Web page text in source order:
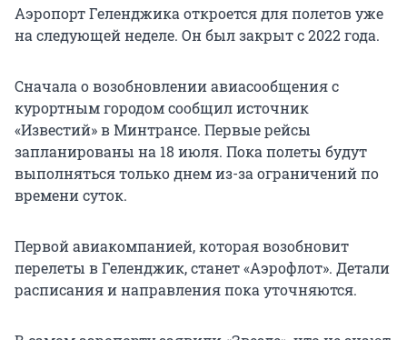
Аэропорт Геленджика откроется для полетов уже
на следующей неделе. Он был закрыт с 2022 года.
Сначала о возобновлении авиасообщения с
курортным городом сообщил источник
«Известий» в Минтрансе. Первые рейсы
запланированы на 18 июля. Пока полеты будут
выполняться только днем из-за ограничений по
времени суток.
Первой авиакомпанией, которая возобновит
перелеты в Геленджик, станет «Аэрофлот». Детали
расписания и направления пока уточняются.